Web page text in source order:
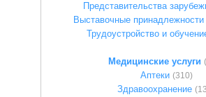
Представительства
Выставочные
Трудоустройство и
Медицинские услуги
Аптеки (310)
Здравоохранение